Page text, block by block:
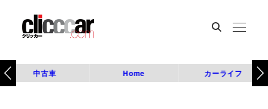
中古車 Home カーライフ